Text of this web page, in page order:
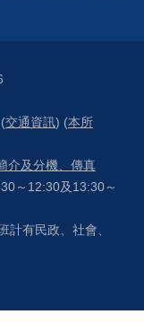
交通資訊) (本所
介及分機、傳真
～12:30及13:30～
民政、社會、